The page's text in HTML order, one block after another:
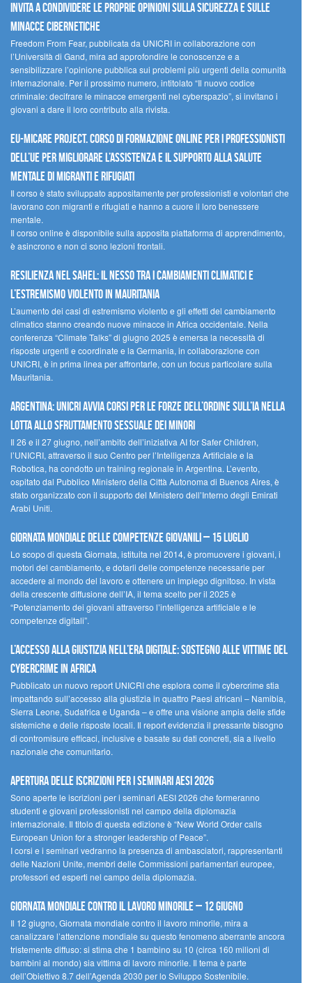
invita a condividere le proprie opinioni sulla sicurezza e sulle
minacce cibernetiche
Freedom From Fear, pubblicata da UNICRI in collaborazione con
l’Università di Gand, mira ad approfondire le conoscenze e a
sensibilizzare l’opinione pubblica sui problemi più urgenti della comunità
internazionale. Per il prossimo numero, intitolato “Il nuovo codice
criminale: decifrare le minacce emergenti nel cyberspazio”, si invitano i
giovani a dare il loro contributo alla rivista.
EU-MiCare Project. Corso di formazione online per i professionisti
dell’UE per migliorare l’assistenza e il supporto alla salute
mentale di migranti e rifugiati
Il corso è stato sviluppato appositamente per professionisti e volontari che
lavorano con migranti e rifugiati e hanno a cuore il loro benessere
mentale.
Il corso online è disponibile sulla apposita piattaforma di apprendimento,
è asincrono e non ci sono lezioni frontali.
Resilienza nel Sahel: il nesso tra i cambiamenti climatici e
l’estremismo violento in Mauritania
L’aumento dei casi di estremismo violento e gli effetti del cambiamento
climatico stanno creando nuove minacce in Africa occidentale. Nella
conferenza “Climate Talks” di giugno 2025 è emersa la necessità di
risposte urgenti e coordinate e la Germania, in collaborazione con
UNICRI, è in prima linea per affrontarle, con un focus particolare sulla
Mauritania.
Argentina: UNICRI avvia corsi per le forze dell’ordine sull’IA nella
lotta allo sfruttamento sessuale dei minori
Il 26 e il 27 giugno, nell’ambito dell’iniziativa AI for Safer Children,
l’UNICRI, attraverso il suo Centro per l’Intelligenza Artificiale e la
Robotica, ha condotto un training regionale in Argentina. L’evento,
ospitato dal Pubblico Ministero della Città Autonoma di Buenos Aires, è
stato organizzato con il supporto del Ministero dell’Interno degli Emirati
Arabi Uniti.
Giornata Mondiale delle Competenze Giovanili – 15 luglio
Lo scopo di questa Giornata, istituita nel 2014, è promuovere i giovani, i
motori del cambiamento, e dotarli delle competenze necessarie per
accedere al mondo del lavoro e ottenere un impiego dignitoso. In vista
della crescente diffusione dell’IA, il tema scelto per il 2025 è
“Potenziamento dei giovani attraverso l’intelligenza artificiale e le
competenze digitali”.
L’accesso alla giustizia nell’era digitale: sostegno alle vittime del
cybercrime in Africa
Pubblicato un nuovo report UNICRI che esplora come il cybercrime stia
impattando sull’accesso alla giustizia in quattro Paesi africani – Namibia,
Sierra Leone, Sudafrica e Uganda – e offre una visione ampia delle sfide
sistemiche e delle risposte locali. Il report evidenzia il pressante bisogno
di contromisure efficaci, inclusive e basate su dati concreti, sia a livello
nazionale che comunitario.
Apertura delle iscrizioni per i seminari AESI 2026
Sono aperte le iscrizioni per i seminari AESI 2026 che formeranno
studenti e giovani professionisti nel campo della diplomazia
internazionale. Il titolo di questa edizione è “New World Order calls
European Union for a stronger leadership of Peace”.
I corsi e i seminari vedranno la presenza di ambasciatori, rappresentanti
delle Nazioni Unite, membri delle Commissioni parlamentari europee,
professori ed esperti nel campo della diplomazia.
Giornata mondiale contro il lavoro minorile – 12 giugno
Il 12 giugno, Giornata mondiale contro il lavoro minorile, mira a
canalizzare l’attenzione mondiale su questo fenomeno aberrante ancora
tristemente diffuso: si stima che 1 bambino su 10 (circa 160 milioni di
bambini al mondo) sia vittima di lavoro minorile. Il tema è parte
dell’Obiettivo 8.7 dell’Agenda 2030 per lo Sviluppo Sostenibile.